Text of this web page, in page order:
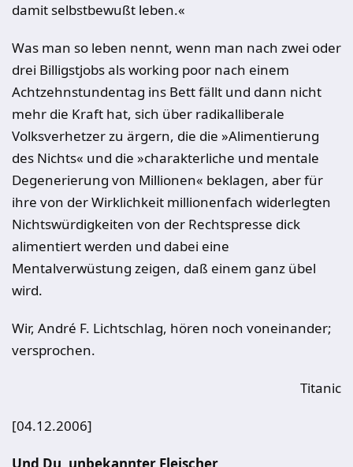
damit selbstbewußt leben.«
Was man so leben nennt, wenn man nach zwei oder
drei Billigstjobs als working poor nach einem
Achtzehnstundentag ins Bett fällt und dann nicht
mehr die Kraft hat, sich über radikalliberale
Volksverhetzer zu ärgern, die die »Alimentierung
des Nichts« und die »charakterliche und mentale
Degenerierung von Millionen« beklagen, aber für
ihre von der Wirklichkeit millionenfach widerlegten
Nichtswürdigkeiten von der Rechtspresse dick
alimentiert werden und dabei eine
Mentalverwüstung zeigen, daß einem ganz übel
wird.
Wir, André F. Lichtschlag, hören noch voneinander;
versprochen.
Titanic
[04.12.2006]